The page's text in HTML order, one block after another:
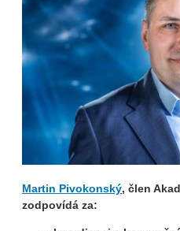
Martin Pivokonský, člen
zodpovídá za: